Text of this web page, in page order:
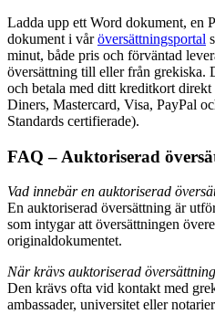
Ladda upp ett Word dokument, en
dokument i våröversättningsportal
minut, både pris och förväntad
översättning till eller från grekiska.
och betala med ditt kreditkort
Diners, Mastercard, Visa, PayPal
Standards certifierade).
FAQ – Auktoriserad
Vad innebär en auktoriserad
En auktoriserad översättning är
som intygar att översättningen
originaldokumentet.
När krävs auktoriserad
Den krävs ofta vid kontakt med
ambassader, universitet eller